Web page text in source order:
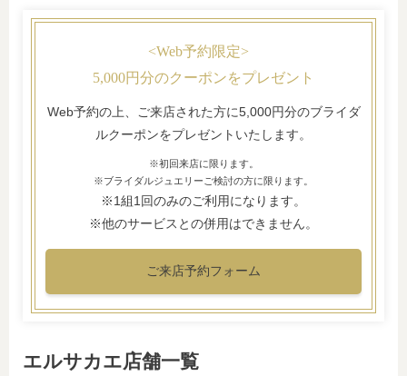
<Web予約限定>
5,000円分のクーポンをプレゼント
Web予約の上、ご来店された方に5,000円分のブライダ
ルクーポンをプレゼントいたします。
※初回来店に限ります。
※ブライダルジュエリーご検討の方に限ります。
※1組1回のみのご利用になります。
※他のサービスとの併用はできません。
ご来店予約フォーム
エルサカエ店舗一覧